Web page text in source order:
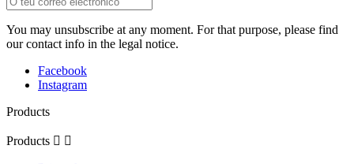
You may unsubscribe at any moment. For that purpose, please find
our contact info in the legal notice.
Facebook
Instagram
Products
Products  